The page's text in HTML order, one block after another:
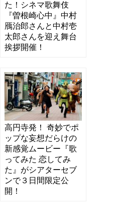
た！シネマ歌舞伎
『曽根崎心中』中村
鴈治郎さんと中村壱
太郎さんを迎え舞台
挨拶開催！
高円寺発！ 奇妙でポ
ップな妄想だらけの
新感覚ムービー『歌
ってみた 恋してみ
た』がシアターセブ
ンで３日間限定公
開！